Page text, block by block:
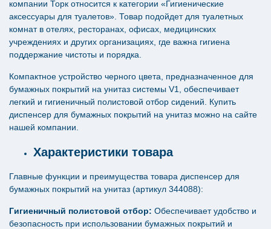
компании Торк относится к категории «Гигиенические
аксессуары для туалетов». Товар подойдет для туалетных
комнат в отелях, ресторанах, офисах, медицинских
учреждениях и других организациях, где важна гигиена
поддержание чистоты и порядка.
Компактное устройство черного цвета, предназначенное для
бумажных покрытий на унитаз системы V1, обеспечивает
легкий и гигиеничный полистовой отбор сидений. Купить
диспенсер для бумажных покрытий на унитаз можно на сайте
нашей компании.
Характеристики товара
Главные функции и преимущества товара диспенсер для
бумажных покрытий на унитаз (артикул 344088):
Гигиеничный полистовой отбор: Обеспечивает удобство и
безопасность при использовании бумажных покрытий и